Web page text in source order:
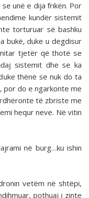
unë e dija frikën. Por
kundër sistemit
torturuar së bashku
bukë, duke u degdisur
tjetër që thotë se
sistemit dhe se ka
thënë se nuk do ta
por do e ngarkonte me
të zbriste me
hequr neve. Në vitin
në burg…ku ishin
vetëm në shtëpi,
pothuaj i zinte